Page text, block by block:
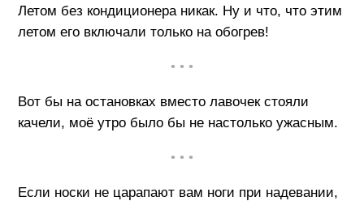
Летом без кондиционера никак. Ну и что, что этим
летом его включали только на обогрев!
• • •
Вот бы на остановках вместо лавочек стояли
качели, моё утро было бы не настолько ужасным.
• • •
Если носки не царапают вам ноги при надевании,